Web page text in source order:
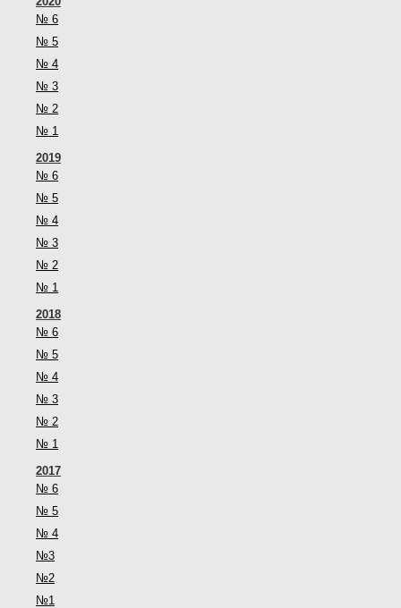
№ 6
№ 5
№ 4
№ 3
№ 2
№ 1
2019
№ 6
№ 5
№ 4
№ 3
№ 2
№ 1
2018
№ 6
№ 5
№ 4
№ 3
№ 2
№ 1
2017
№ 6
№ 5
№ 4
№3
№2
№1